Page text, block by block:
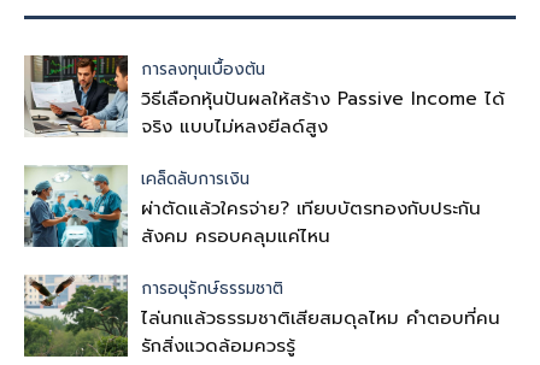
การลงทุนเบื้องต้น
วิธีเลือกหุ้นปันผลให้สร้าง Passive Income ได้
จริง แบบไม่หลงยีลด์สูง
เคล็ดลับการเงิน
ผ่าตัดแล้วใครจ่าย? เทียบบัตรทองกับประกัน
สังคม ครอบคลุมแค่ไหน
การอนุรักษ์ธรรมชาติ
ไล่นกแล้วธรรมชาติเสียสมดุลไหม คำตอบที่คน
รักสิ่งแวดล้อมควรรู้